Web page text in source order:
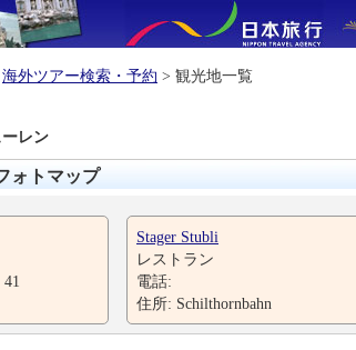
海外ツアー検索・予約 > 観光地一覧
ーレン
ォトマップ
Stager Stubli
レストラン
電話:
住所: Schilthornbahn